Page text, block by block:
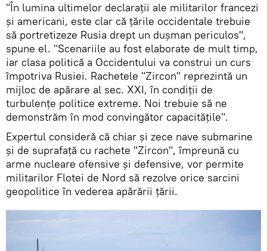
"În lumina ultimelor declarații ale militarilor francezi
și americani, este clar că țările occidentale trebuie
să portretizeze Rusia drept un dușman periculos",
spune el. "Scenariile au fost elaborate de mult timp,
iar clasa politică a Occidentului va construi un curs
împotriva Rusiei. Rachetele "Zircon" reprezintă un
mijloc de apărare al sec. XXI, în condiții de
turbulențe politice extreme. Noi trebuie să ne
demonstrăm în mod convingător capacitățile".
Expertul consideră că chiar și zece nave submarine
și de suprafață cu rachete "Zircon", împreună cu
arme nucleare ofensive și defensive, vor permite
militarilor Flotei de Nord să rezolve orice sarcini
geopolitice în vederea apărării țării.